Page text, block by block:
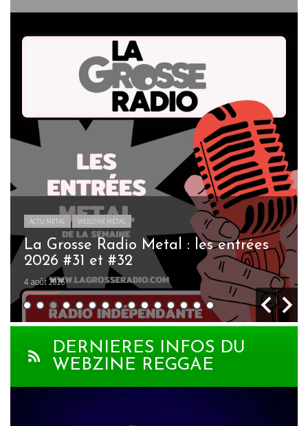
ACTU METAL WEBZINE METAL
La Grosse Radio Metal : les entrées
2026 #31 et #32
4 août 2026
DERNIERES INFOS DU
WEBZINE REGGAE